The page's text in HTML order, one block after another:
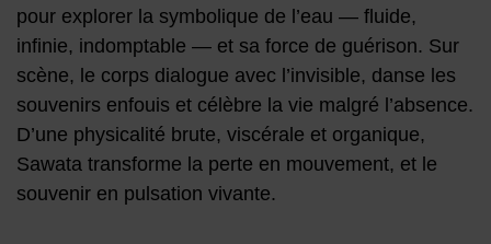
pour explorer la symbolique de l’eau — fluide,
infinie, indomptable — et sa force de guérison. Sur
scène, le corps dialogue avec l’invisible, danse les
souvenirs enfouis et célèbre la vie malgré l’absence.
D’une physicalité brute, viscérale et organique,
Sawata transforme la perte en mouvement, et le
souvenir en pulsation vivante.